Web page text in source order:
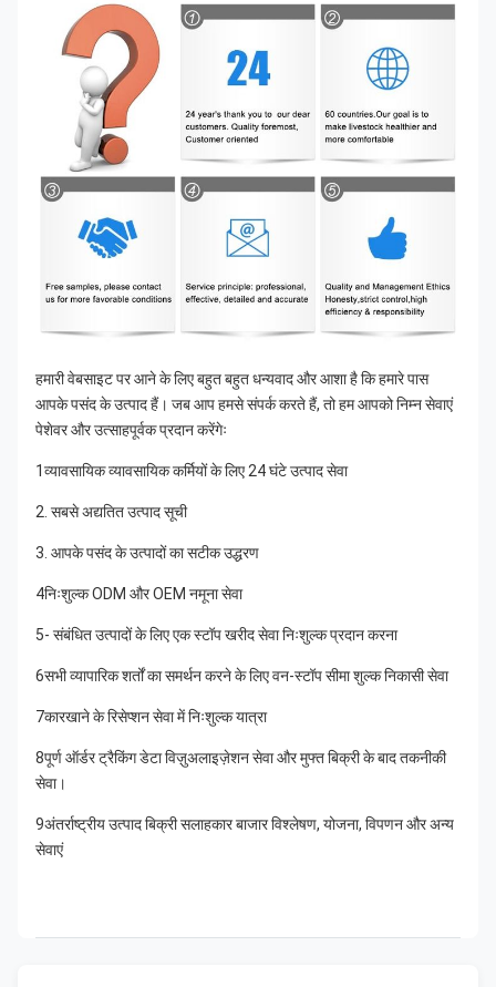
हमारी वेबसाइट पर आने के लिए बहुत बहुत धन्यवाद और आशा है कि हमारे पास
आपके पसंद के उत्पाद हैं। जब आप हमसे संपर्क करते हैं, तो हम आपको निम्न सेवाएं
पेशेवर और उत्साहपूर्वक प्रदान करेंगेः
1व्यावसायिक व्यावसायिक कर्मियों के लिए 24 घंटे उत्पाद सेवा
2. सबसे अद्यतित उत्पाद सूची
3. आपके पसंद के उत्पादों का सटीक उद्धरण
4निःशुल्क ODM और OEM नमूना सेवा
5- संबंधित उत्पादों के लिए एक स्टॉप खरीद सेवा निःशुल्क प्रदान करना
6सभी व्यापारिक शर्तों का समर्थन करने के लिए वन-स्टॉप सीमा शुल्क निकासी सेवा
7कारखाने के रिसेप्शन सेवा में निःशुल्क यात्रा
8पूर्ण ऑर्डर ट्रैकिंग डेटा विज़ुअलाइज़ेशन सेवा और मुफ्त बिक्री के बाद तकनीकी
सेवा।
9अंतर्राष्ट्रीय उत्पाद बिक्री सलाहकार बाजार विश्लेषण, योजना, विपणन और अन्य
सेवाएं